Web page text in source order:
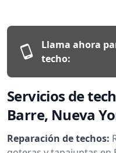
Llama ahora
techo:
Servicios de
Barre, Nueva
Reparación de techos: